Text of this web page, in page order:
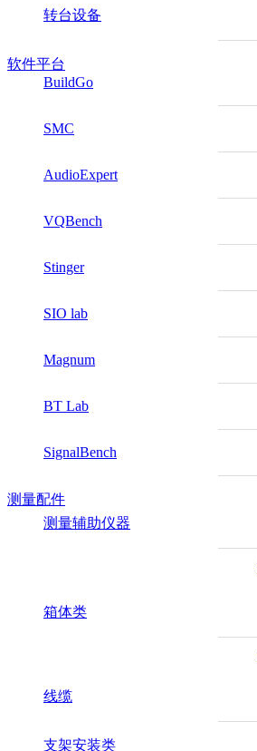
转台设备
软件平台
BuildGo
SMC
AudioExpert
VQBench
Stinger
SIO lab
Magnum
BT Lab
SignalBench
测量配件
测量辅助仪器
箱体类
线缆
支架安装类